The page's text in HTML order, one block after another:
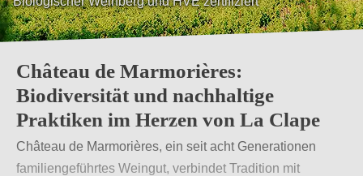
Château de Marmorières:
Biodiversität und nachhaltige
Praktiken im Herzen von La Clape
Château de Marmorières, ein seit acht Generationen
familiengeführtes Weingut, verbindet Tradition mit